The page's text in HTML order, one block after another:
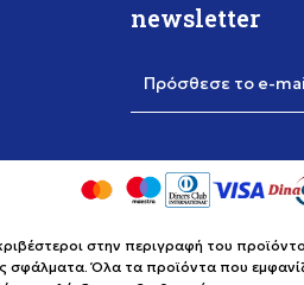
newsletter
Πρόσθεσε το e-
στην περιγραφή του
σφάλματα. Όλα τα προϊόντα που